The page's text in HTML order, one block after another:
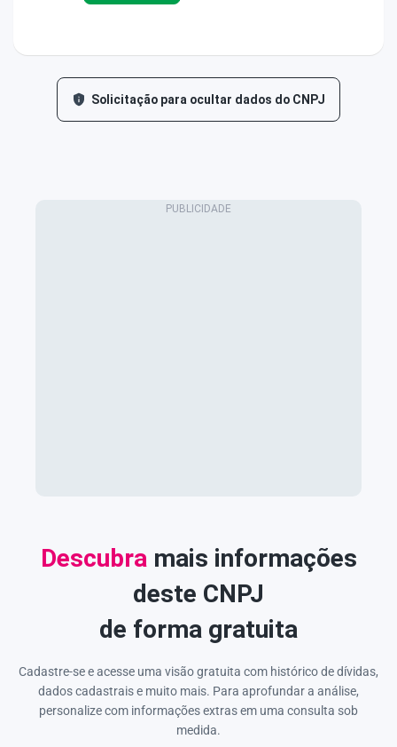
Solicitação para ocultar dados do CNPJ
Descubramais informações
deste CNPJ
de forma gratuita
Cadastre-se e acesse uma visão gratuita com histórico de dívidas,
dados cadastrais e muito mais. Para aprofundar a análise,
personalize com informações extras em uma consulta sob
medida.